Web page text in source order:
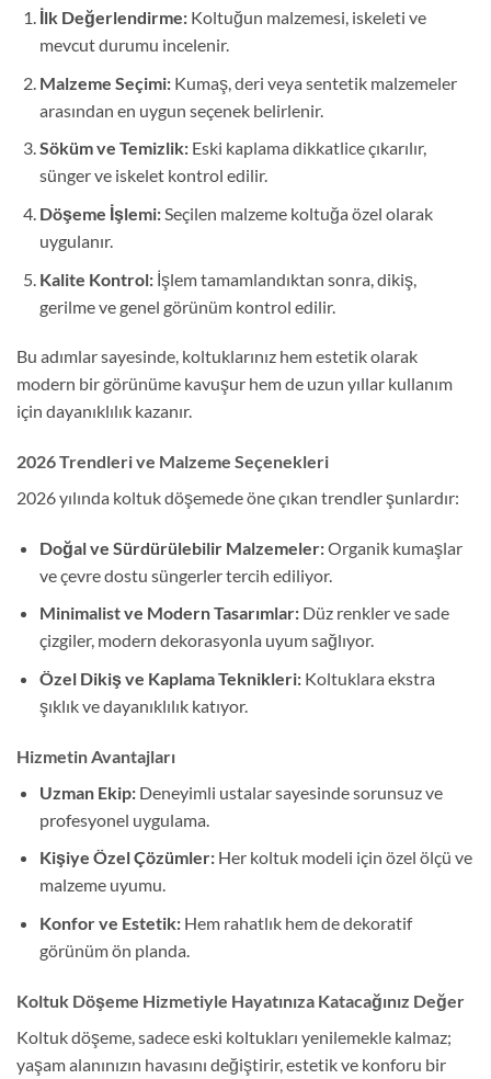
İlk Değerlendirme:Koltuğun malzemesi, iskeleti ve
mevcut durumu incelenir.
Malzeme Seçimi:Kumaş, deri veya sentetik malzemeler
arasından en uygun seçenek belirlenir.
Söküm ve Temizlik:Eski kaplama dikkatlice çıkarılır,
sünger ve iskelet kontrol edilir.
Döşeme İşlemi:Seçilen malzeme koltuğa özel olarak
uygulanır.
Kalite Kontrol:İşlem tamamlandıktan sonra, dikiş,
gerilme ve genel görünüm kontrol edilir.
Bu adımlar sayesinde, koltuklarınız hem estetik olarak
modern bir görünüme kavuşur hem de uzun yıllar kullanım
için dayanıklılık kazanır.
2026 Trendleri ve Malzeme Seçenekleri
2026 yılında koltuk döşemede öne çıkan trendler şunlardır:
Doğal ve Sürdürülebilir Malzemeler:Organik kumaşlar
ve çevre dostu süngerler tercih ediliyor.
Minimalist ve Modern Tasarımlar:Düz renkler ve sade
çizgiler, modern dekorasyonla uyum sağlıyor.
Özel Dikiş ve Kaplama Teknikleri:Koltuklara ekstra
şıklık ve dayanıklılık katıyor.
Hizmetin Avantajları
Uzman Ekip:Deneyimli ustalar sayesinde sorunsuz ve
profesyonel uygulama.
Kişiye Özel Çözümler:Her koltuk modeli için özel ölçü ve
malzeme uyumu.
Konfor ve Estetik:Hem rahatlık hem de dekoratif
görünüm ön planda.
Koltuk Döşeme Hizmetiyle Hayatınıza Katacağınız Değer
Koltuk döşeme, sadece eski koltukları yenilemekle kalmaz;
yaşam alanınızın havasını değiştirir, estetik ve konforu bir